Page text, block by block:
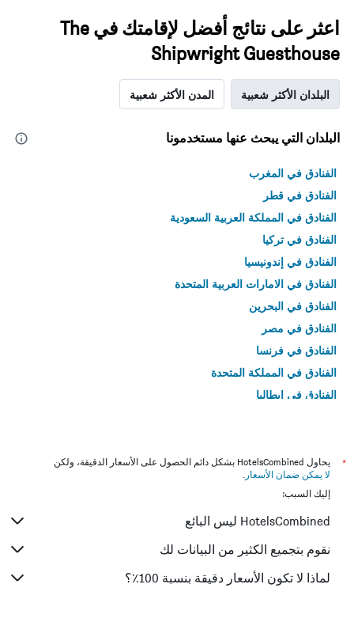
اعثر على نتائج أفضل لإقامتك في The
Shipwright Guesthouse
البلدان الأكثر شعبية المدن الأكثر شعبية
البلدان التي يبحث عنها مستخدمونا
الفنادق في المغرب
الفنادق في قطر
الفنادق في المملكة العربية السعودية
الفنادق في تركيا
الفنادق في إندونيسيا
الفنادق في الامارات العربية المتحدة
الفنادق في البحرين
الفنادق في مصر
الفنادق في فرنسا
الفنادق في المملكة المتحدة
الفنادق في إيطاليا
*
يحاول HotelsCombined بشكل دائم الحصول على الأسعار الدقيقة، ولكن
لا يمكن ضمان الأسعار .
إليك السبب:
HotelsCombined ليس البائع
نقوم بتجميع الكثير من البيانات لك
لماذا لا تكون الأسعار دقيقة بنسبة 100٪؟